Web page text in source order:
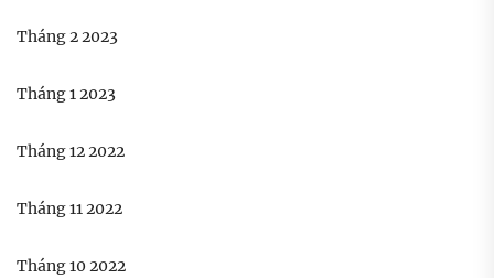
Tháng 2 2023
Tháng 1 2023
Tháng 12 2022
Tháng 11 2022
Tháng 10 2022